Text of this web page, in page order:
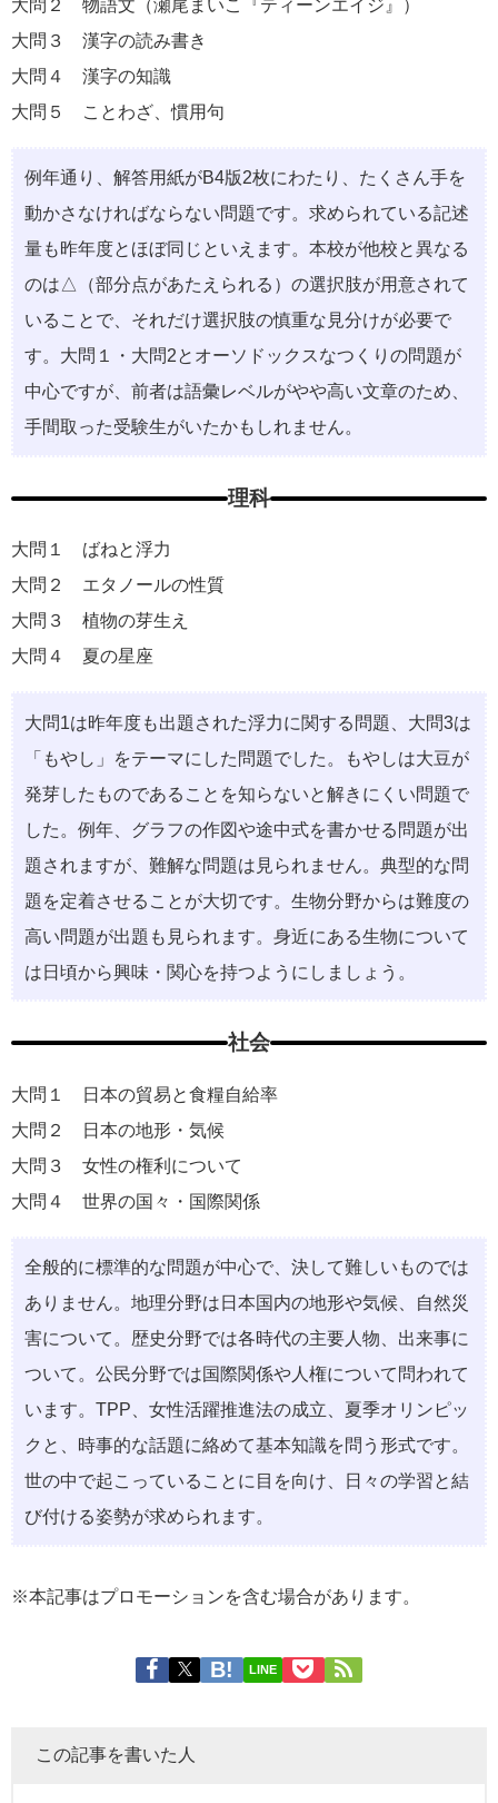
大問２ 物語⽂（瀬尾まいこ『ティーンエイジ』）
大問３ 漢字の読み書き
大問４ 漢字の知識
大問５ ことわざ、慣⽤句
例年通り、解答⽤紙がB4版2枚にわたり、たくさん⼿を
動かさなければならない問題です。求められている記述
量も昨年度とほぼ同じといえます。本校が他校と異なる
のは△（部分点があたえられる）の選択肢が⽤意されて
いることで、それだけ選択肢の慎重な⾒分けが必要で
す。⼤問１・⼤問2とオーソドックスなつくりの問題が
中⼼ですが、前者は語彙レベルがやや⾼い⽂章のため、
⼿間取った受験⽣がいたかもしれません。
理科
大問１ ばねと浮⼒
大問２ エタノールの性質
大問３ 植物の芽⽣え
大問４ 夏の星座
⼤問1は昨年度も出題された浮⼒に関する問題、⼤問3は
「もやし」をテーマにした問題でした。もやしは⼤⾖が
発芽したものであることを知らないと解きにくい問題で
した。例年、グラフの作図や途中式を書かせる問題が出
題されますが、難解な問題は⾒られません。典型的な問
題を定着させることが⼤切です。⽣物分野からは難度の
⾼い問題が出題も⾒られます。⾝近にある⽣物について
は⽇頃から興味・関⼼を持つようにしましょう。
社会
大問１ ⽇本の貿易と⾷糧⾃給率
大問２ ⽇本の地形・気候
大問３ ⼥性の権利について
大問４ 世界の国々・国際関係
全般的に標準的な問題が中⼼で、決して難しいものでは
ありません。地理分野は⽇本国内の地形や気候、⾃然災
害について。歴史分野では各時代の主要⼈物、出来事に
ついて。公⺠分野では国際関係や⼈権について問われて
います。TPP、⼥性活躍推進法の成⽴、夏季オリンピッ
クと、時事的な話題に絡めて基本知識を問う形式です。
世の中で起こっていることに⽬を向け、⽇々の学習と結
び付ける姿勢が求められます。
※本記事はプロモーションを含む場合があります。
LINE
この記事を書いた人